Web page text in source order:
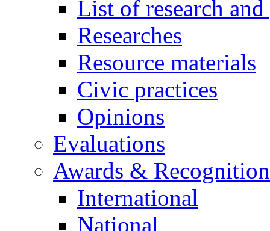
List of research
Researches
Resource materials
Civic practices
Opinions
Evaluations
Awards &
International
National